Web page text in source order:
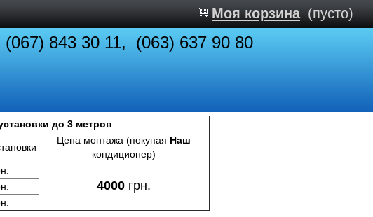
Моя корзина (пусто)
(067) 843 30 11, (063) 637 90 80
до 3 метров
Цена монтажа (покупая Наш
кондиционер)
4000 грн.